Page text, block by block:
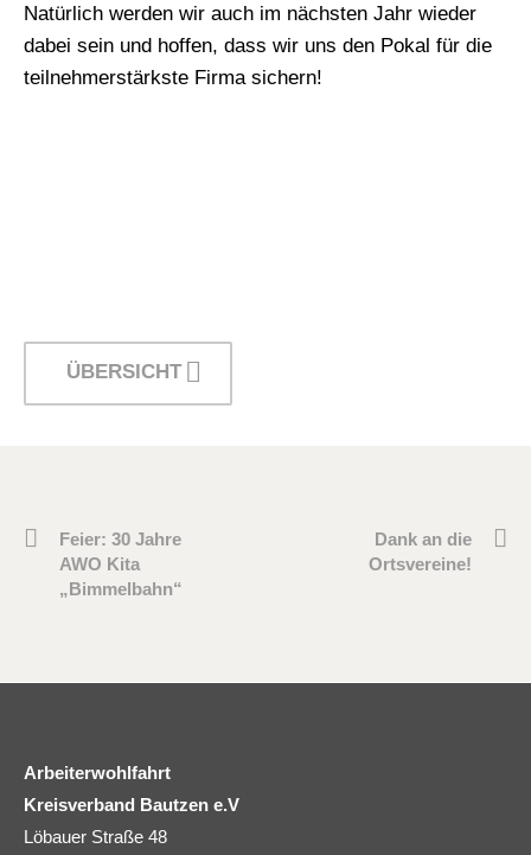
Natürlich werden wir auch im nächsten Jahr wieder
dabei sein und hoffen, dass wir uns den Pokal für die
teilnehmerstärkste Firma sichern!
ÜBERSICHT
Feier: 30 Jahre
AWO Kita
„Bimmelbahn“
Dank an die
Ortsvereine!
Arbeiterwohlfahrt
Kreisverband Bautzen e.V
Löbauer Straße 48